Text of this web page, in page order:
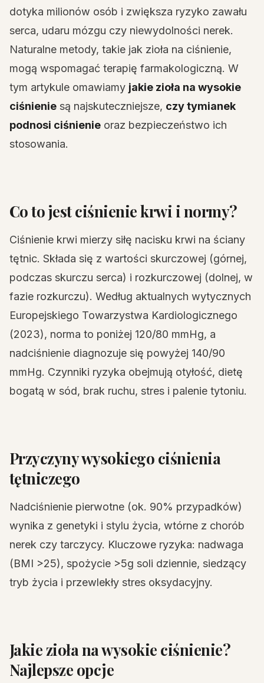
dotyka milionów osób i zwiększa ryzyko zawału
serca, udaru mózgu czy niewydolności nerek.
Naturalne metody, takie jak zioła na ciśnienie,
mogą wspomagać terapię farmakologiczną. W
tym artykule omawiamy jakie zioła na wysokie
ciśnienie są najskuteczniejsze, czy tymianek
podnosi ciśnienie oraz bezpieczeństwo ich
stosowania.
Co to jest ciśnienie krwi i normy?
Ciśnienie krwi mierzy siłę nacisku krwi na ściany
tętnic. Składa się z wartości skurczowej (górnej,
podczas skurczu serca) i rozkurczowej (dolnej, w
fazie rozkurczu). Według aktualnych wytycznych
Europejskiego Towarzystwa Kardiologicznego
(2023), norma to poniżej 120/80 mmHg, a
nadciśnienie diagnozuje się powyżej 140/90
mmHg. Czynniki ryzyka obejmują otyłość, dietę
bogatą w sód, brak ruchu, stres i palenie tytoniu.
Przyczyny wysokiego ciśnienia
tętniczego
Nadciśnienie pierwotne (ok. 90% przypadków)
wynika z genetyki i stylu życia, wtórne z chorób
nerek czy tarczycy. Kluczowe ryzyka: nadwaga
(BMI >25), spożycie >5g soli dziennie, siedzący
tryb życia i przewlekły stres oksydacyjny.
Jakie zioła na wysokie ciśnienie?
Najlepsze opcje